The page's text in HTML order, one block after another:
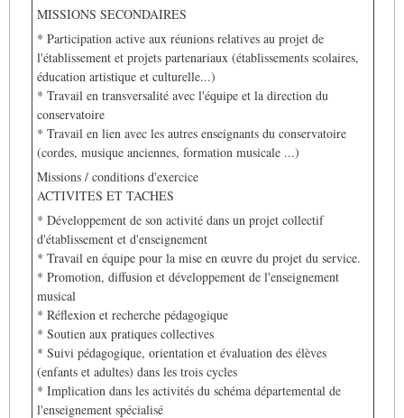
MISSIONS SECONDAIRES
* Participation active aux réunions relatives au projet de
l'établissement et projets partenariaux (établissements scolaires,
éducation artistique et culturelle...)
* Travail en transversalité avec l'équipe et la direction du
conservatoire
* Travail en lien avec les autres enseignants du conservatoire
(cordes, musique anciennes, formation musicale ...)
Missions / conditions d'exercice
ACTIVITES ET TACHES
* Développement de son activité dans un projet collectif
d'établissement et d'enseignement
* Travail en équipe pour la mise en œuvre du projet du service.
* Promotion, diffusion et développement de l'enseignement
musical
* Réflexion et recherche pédagogique
* Soutien aux pratiques collectives
* Suivi pédagogique, orientation et évaluation des élèves
(enfants et adultes) dans les trois cycles
* Implication dans les activités du schéma départemental de
l'enseignement spécialisé